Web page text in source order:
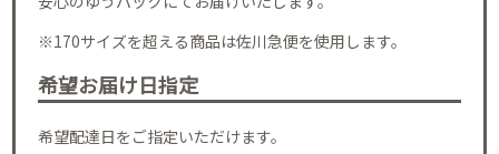
※170サイズを超える商品は佐川急便を使用します。
希望お届け日指定
希望配達日をご指定いただけます。